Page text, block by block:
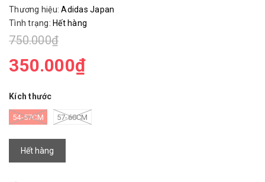
Thương hiệu: Adidas Japan
Tình trạng: Hết hàng
750.000₫
350.000₫
Kích thước
54-57CM 57-60CM
Hết hàng